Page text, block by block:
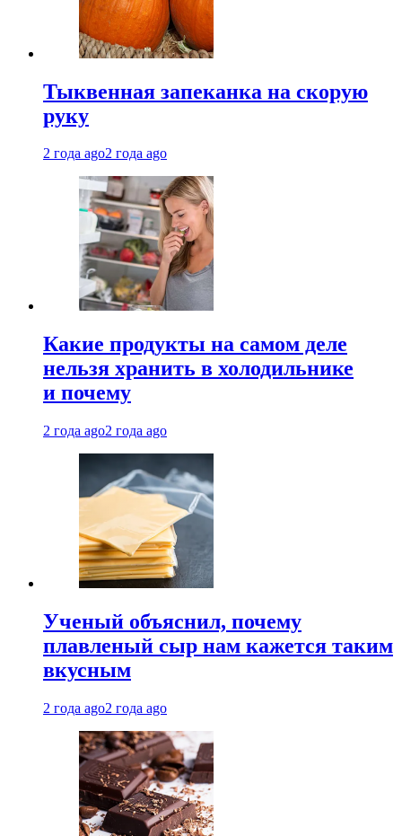
Тыквенная запеканка на скорую
руку
2 года ago2 года ago
Какие продукты на самом деле
нельзя хранить в холодильнике
и почему
2 года ago2 года ago
Ученый объяснил, почему
плавленый сыр нам кажется таким
вкусным
2 года ago2 года ago